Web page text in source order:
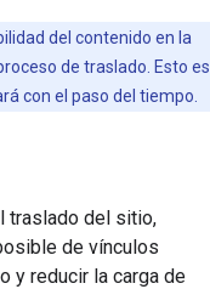
del contenido en la
de traslado. Esto es
con el paso del tiempo.
traslado del sitio,
de vínculos
y reducir la carga de